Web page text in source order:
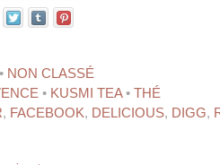
• NON CLASSÉ
• KUSMI TEA• THÉ
, FACEBOOK, DELICIOUS, DIGG,